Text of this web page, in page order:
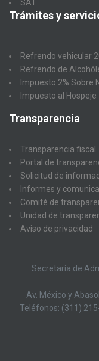
SAT
Trámites y
Refrendo vehicular
Refrendo de
Impuesto 2% Sobre
Impuesto al Hospeje
Transparencia
Transparencia fiscal
Portal de
Solicitud de
Informes y
Comité de
Unidad de
Aviso de privacidad
Secretaría de
Av. México y
Teléfonos: (311)